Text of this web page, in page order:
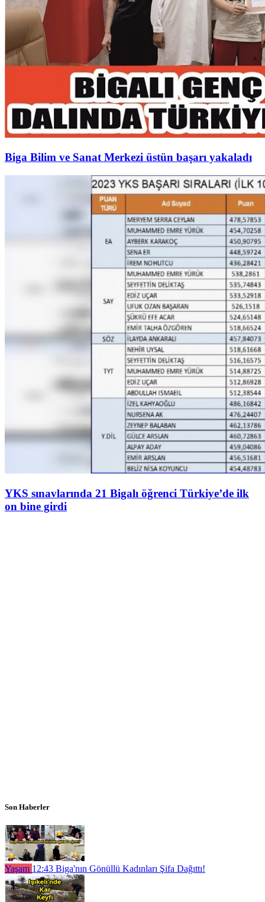
Biga Bilim ve Sanat Merkezi üstün başarı yakaladı
YKS sınavlarında 21 Bigalı öğrenci Türkiye’de ilk
on bine girdi
Son Haberler
Yaşam 12:43 Biga'nın Gönüllü Kadınları Şifa Dağıttı!